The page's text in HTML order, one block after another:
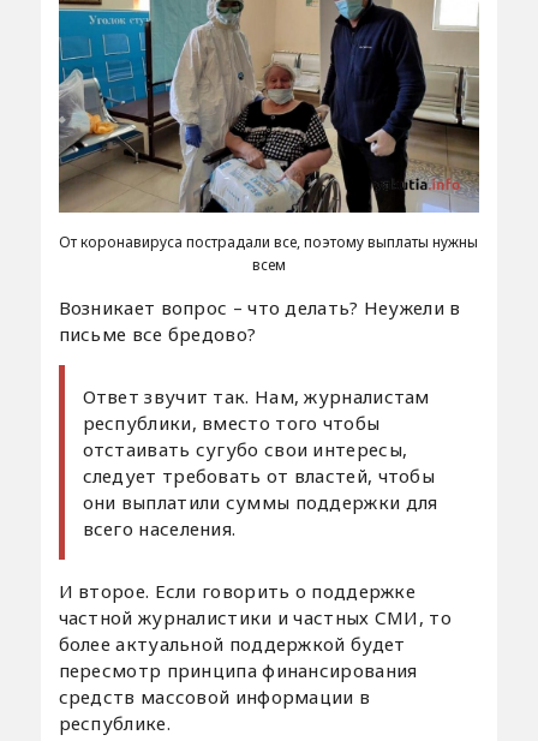
От коронавируса пострадали все, поэтому выплаты нужны
всем
Возникает вопрос – что делать? Неужели в
письме все бредово?
Ответ звучит так. Нам, журналистам
республики, вместо того чтобы
отстаивать сугубо свои интересы,
следует требовать от властей, чтобы
они выплатили суммы поддержки для
всего населения.
И второе. Если говорить о поддержке
частной журналистики и частных СМИ, то
более актуальной поддержкой будет
пересмотр принципа финансирования
средств массовой информации в
республике.